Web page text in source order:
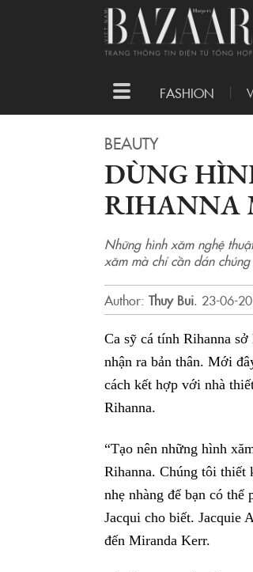
Toggle
navigation
FASHION
BEAUTY
DÙNG
RIHANNA
Những hình xăm nghệ
xăm mà chỉ cần dán
Author: Thuy Bui. 23-06-
Ca sỹ cá tính Rihanna
nhận ra bản thân. Mới
cách kết hợp với nhà
Rihanna.
“Tạo nên những hình
Rihanna. Chúng tôi thiết
nhẹ nhàng để bạn có
Jacqui cho biết. Jacquie
đến Miranda Kerr.